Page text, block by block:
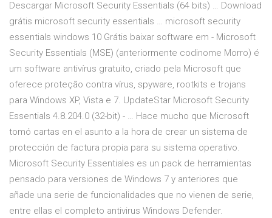
Descargar Microsoft Security Essentials (64 bits) … Download
grátis microsoft security essentials … microsoft security
essentials windows 10 Grátis baixar software em - Microsoft
Security Essentials (MSE) (anteriormente codinome Morro) é
um software antivírus gratuito, criado pela Microsoft que
oferece proteção contra vírus, spyware, rootkits e trojans
para Windows XP, Vista e 7. UpdateStar Microsoft Security
Essentials 4.8.204.0 (32-bit) - … Hace mucho que Microsoft
tomó cartas en el asunto a la hora de crear un sistema de
protección de factura propia para su sistema operativo.
Microsoft Security Essentiales es un pack de herramientas
pensado para versiones de Windows 7 y anteriores que
añade una serie de funcionalidades que no vienen de serie,
entre ellas el completo antivirus Windows Defender.